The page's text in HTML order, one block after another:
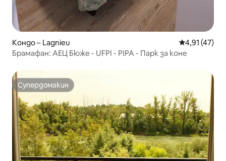
Кондо – Lagnieu Средна
4,91 (47)
Брамафан: АЕЦ Бюже - UFPI - PIPA - Парк за коне
Супердомакин
Супердомакин